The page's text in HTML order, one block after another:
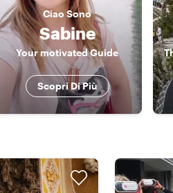
CiaoSono
Sabine
Your motivated Guide
Scopri Di Più